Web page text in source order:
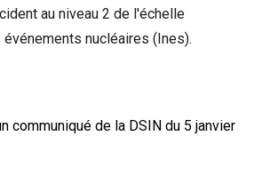
au niveau 2 de l'échelle
nucléaires (Ines).
communiqué de la DSIN du 5 janvier